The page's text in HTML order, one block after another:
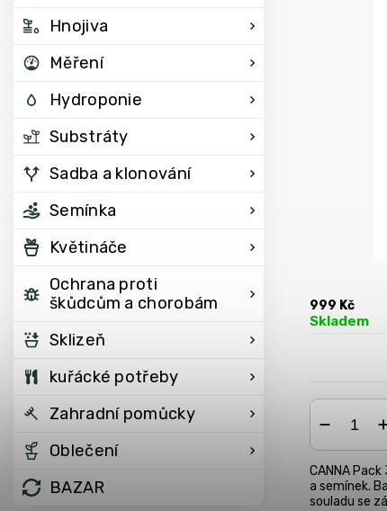
Hnojiva
Měření
Hydroponie
Substráty
Sadba a klonování
Semínka
Květináče
Ochrana proti
škůdcům a chorobám
Sklizeň
kuřácké potřeby
Zahradní pomůcky
Oblečení
BAZAR
999 Kč
Skladem
CANNA
a semínek.
souladu se